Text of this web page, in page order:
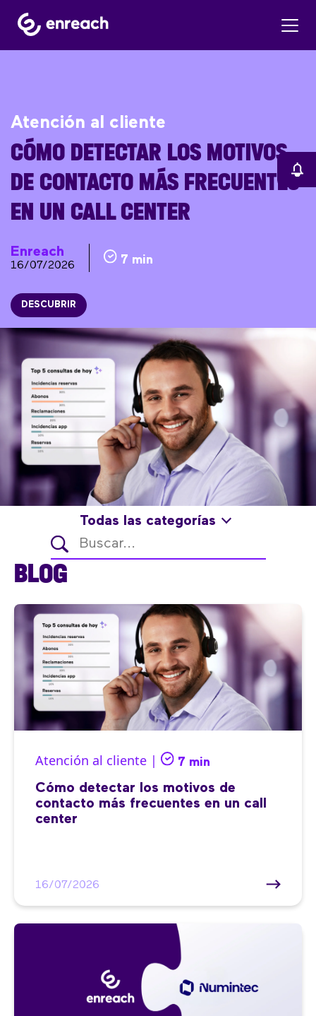
Atención al cliente
CÓMO DETECTAR LOS MOTIVOS
DE CONTACTO MÁS FRECUENTES
EN UN CALL CENTER
Enreach
16/07/2026 7 min
DESCUBRIR
Todas las categorías
BLOG
Atención al cliente | 7 min
Cómo detectar los motivos de
contacto más frecuentes en un call
center
16/07/2026